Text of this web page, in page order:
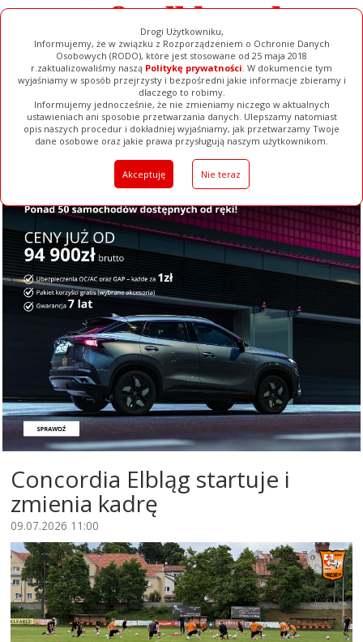
Drogi Użytkowniku,
Informujemy, że w związku z Rozporządzeniem o Ochronie Danych
Osobowych (RODO), które jest stosowane od 25 maja 2018
r.zaktualizowaliśmy naszą Politykę prywatności. W dokumencie tym
wyjaśniamy w sposób przejrzysty i bezpośredni jakie informacje zbieramy i
dlaczego to robimy.
Informujemy jednocześnie, że nie zmieniamy niczego w aktualnych
ustawieniach ani sposobie przetwarzania danych. Ulepszamy natomiast
opis naszych procedur i dokładniej wyjaśniamy, jak przetwarzamy Twoje
dane osobowe oraz jakie prawa przysługują naszym użytkownikom.
Akceptuję Nie teraz
Ogłoszenia Filmy Galerie Baza Firm Pełna Wersja
Concordia Elbląg startuje i
zmienia kadrę
09.07.2026 11:00